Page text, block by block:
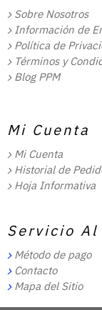
Sobre Nosotros
Información de
Política de
Términos y
Blog PPM
Mi Cuenta
Mi Cuenta
Historial de
Hoja Informativa
Servicio Al
Método de pago
Contacto
Mapa del Sitio